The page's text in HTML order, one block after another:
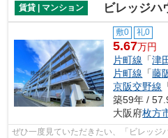
賃貸 | マンション ビレッジ
敷0 礼0
5.67万円
片町線 「津
片町線 「藤
京阪交野線
築59年 /
大阪府枚方
ぜひ一度見ていただきたい、「ビレッ